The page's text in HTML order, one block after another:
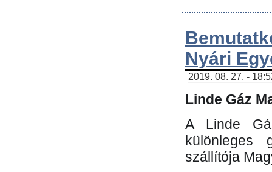
Nyári
2019. 08. 27. -
Linde Gáz
A Linde
különleges
szállítója